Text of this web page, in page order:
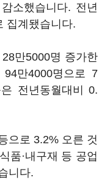
소했습니다. 전년
집계됐습니다.
만5000명 증가한
94만4000명으로 7
전년동월대비 0.
으로 3.2% 오른 것
품·내구재 등 공업
니다.